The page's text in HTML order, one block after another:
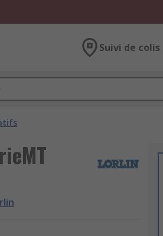
Suivi de colis